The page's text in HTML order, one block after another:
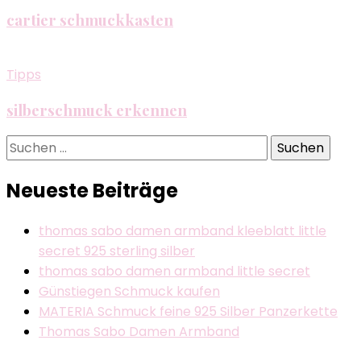
cartier schmuckkasten
Tipps
silberschmuck erkennen
Suchen
nach:
Neueste Beiträge
thomas sabo damen armband kleeblatt little
secret 925 sterling silber
thomas sabo damen armband little secret
Günstiegen Schmuck kaufen
MATERIA Schmuck feine 925 Silber Panzerkette
Thomas Sabo Damen Armband